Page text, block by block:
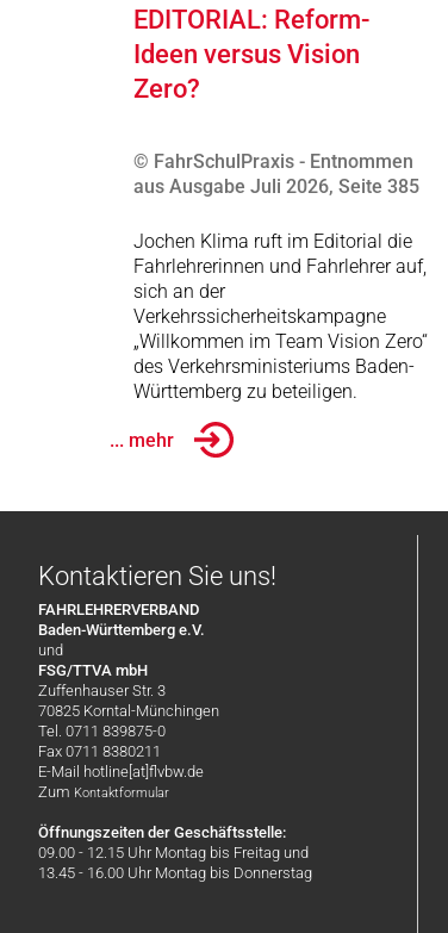
EDITORIAL: Reform-
Ideen versus Vision
Zero?
© FahrSchulPraxis - Entnommen
aus Ausgabe Juli 2026, Seite 385
Jochen Klima ruft im Editorial die
Fahrlehrerinnen und Fahrlehrer auf,
sich an der
Verkehrssicherheitskampagne
„Willkommen im Team Vision Zero“
des Verkehrsministeriums Baden-
Württemberg zu beteiligen.
... mehr
Kontaktieren Sie uns!
FAHRLEHRERVERBAND
Baden-Württemberg e.V.
und
FSG/TTVA mbH
Zuffenhauser Str. 3
70825 Korntal-Münchingen
Tel. 0711 839875-0
Fax 0711 8380211
E-Mail hotline[at]flvbw.de
Zum Kontaktformular
Öffnungszeiten der Geschäftsstelle:
09.00 - 12.15 Uhr Montag bis Freitag und
13.45 - 16.00 Uhr Montag bis Donnerstag